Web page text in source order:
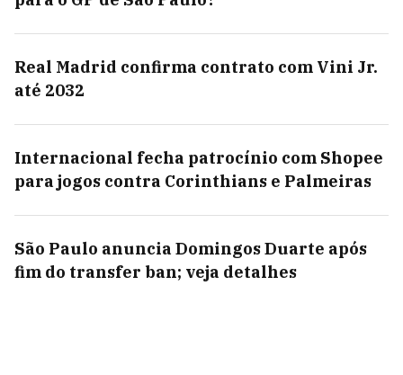
Real Madrid confirma contrato com Vini Jr.
até 2032
Internacional fecha patrocínio com Shopee
para jogos contra Corinthians e Palmeiras
São Paulo anuncia Domingos Duarte após
fim do transfer ban; veja detalhes